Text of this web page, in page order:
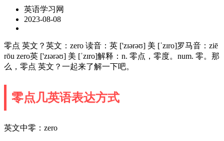
英语学习网
2023-08-08
零点 英文？英文：zero 读音：英 ['zɪərəʊ] 美 [ˈzɪro]罗马音：ziē
rōu zero英 ['zɪərəʊ] 美 [ˈzɪro]解释：n. 零点，零度。num. 零。那
么，零点 英文？一起来了解一下吧。
零点几英语表达方式
英文中零：zero